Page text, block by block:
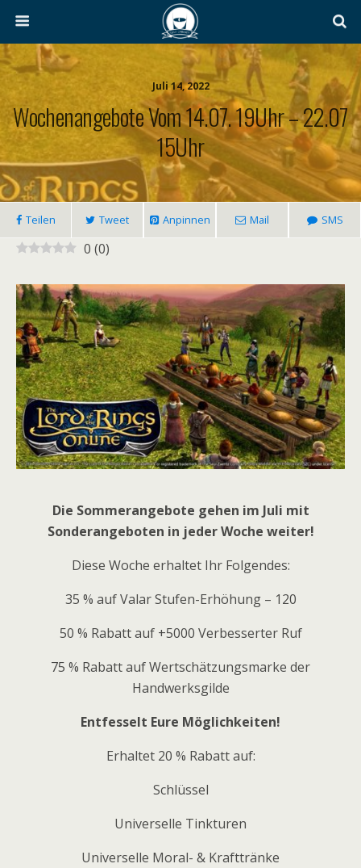
Juli 14, 2022
Wochenangebote Vom 14.07. 19Uhr – 22.07
15Uhr
Teilen Tweet Anpinnen Mail SMS
0 (0)
Die Sommerangebote gehen im Juli mit
Sonderangeboten in jeder Woche weiter!
Diese Woche erhaltet Ihr Folgendes:
35 % auf Valar Stufen-Erhöhung – 120
50 % Rabatt auf +5000 Verbesserter Ruf
75 % Rabatt auf Wertschätzungsmarke der
Handwerksgilde
Entfesselt Eure Möglichkeiten!
Erhaltet 20 % Rabatt auf:
Schlüssel
Universelle Tinkturen
Universelle Moral- & Krafttränke